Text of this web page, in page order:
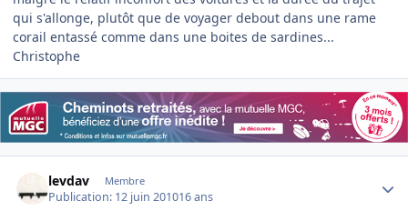
qui s'allonge, plutôt que de voyager debout dans une rame
corail entassé comme dans une boites de sardines...
Christophe
levdav Membre
Publication: 12 juin 201016 ans